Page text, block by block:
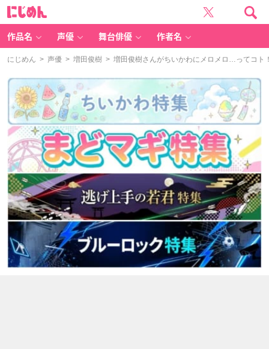
作品名 声優 舞台俳優 作者名
にじめん > 声優 > 増田俊樹 > 増田俊樹さんがちいかわにメロメロ…ってコト